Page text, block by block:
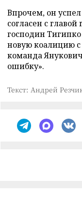
Впрочем, он успел
согласен с главой
господин Тигипко
новую коалицию
команда
ошибку».
Текст: Андрей